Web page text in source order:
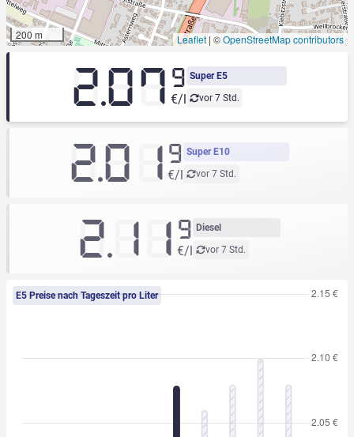
200 m Leaflet | ©OpenStreetMap contributors
Super E5
vor 7 Std.
2.07 9
€/l
Super E10
vor 7 Std.
2.019
€/l
Diesel
vor 7 Std.
2.11 9
€/l
E5 Preise nach Tageszeit pro Liter